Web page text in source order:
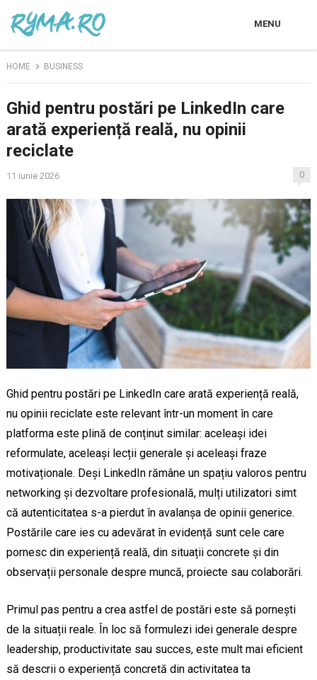
MENU
HOME BUSINESS
Ghid pentru postări pe LinkedIn care
arată experiență reală, nu opinii
reciclate
11 iunie 2026 0
Ghid pentru postări pe LinkedIn care arată experiență reală,
nu opinii reciclate este relevant într-un moment în care
platforma este plină de conținut similar: aceleași idei
reformulate, aceleași lecții generale și aceleași fraze
motivaționale. Deși LinkedIn rămâne un spațiu valoros pentru
networking și dezvoltare profesională, mulți utilizatori simt
că autenticitatea s-a pierdut în avalanșa de opinii generice.
Postările care ies cu adevărat în evidență sunt cele care
pornesc din experiență reală, din situații concrete și din
observații personale despre muncă, proiecte sau colaborări.
Primul pas pentru a crea astfel de postări este să pornești
de la situații reale. În loc să formulezi idei generale despre
leadership, productivitate sau succes, este mult mai eficient
să descrii o experiență concretă din activitatea ta